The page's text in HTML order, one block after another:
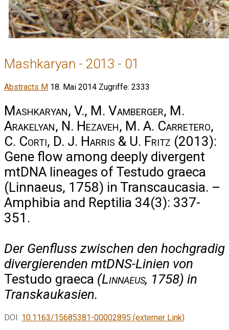
Mashkaryan - 2013 - 01
Abstracts M 18. Mai 2014 Zugriffe: 2333
Mashkaryan, V., M. Vamberger, M.
Arakelyan, N. Hezaveh, M. A. Carretero,
C. Corti, D. J. Harris & U. Fritz (2013):
Gene flow among deeply divergent
mtDNA lineages of Testudo graeca
(Linnaeus, 1758) in Transcaucasia. –
Amphibia and Reptilia 34(3): 337-
351.
Der Genfluss zwischen den hochgradig
divergierenden mtDNS-Linien von
Testudo graeca (Linnaeus, 1758) in
Transkaukasien.
DOI: 10.1163/15685381-00002895 (externer Link)